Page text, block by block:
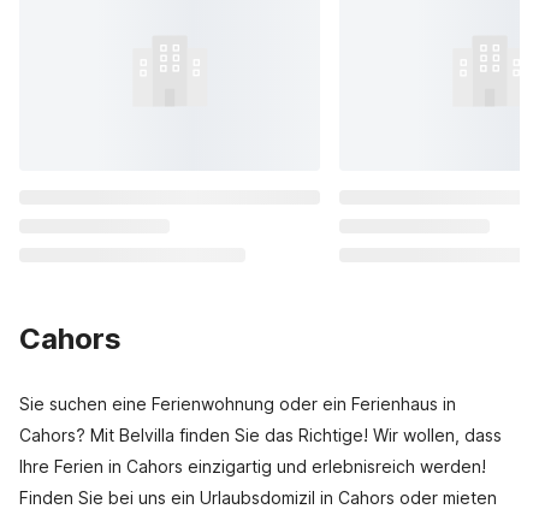
Cahors
Sie suchen eine Ferienwohnung oder ein Ferienhaus in
Cahors? Mit Belvilla finden Sie das Richtige! Wir wollen, dass
Ihre Ferien in Cahors einzigartig und erlebnisreich werden!
Finden Sie bei uns ein Urlaubsdomizil in Cahors oder mieten